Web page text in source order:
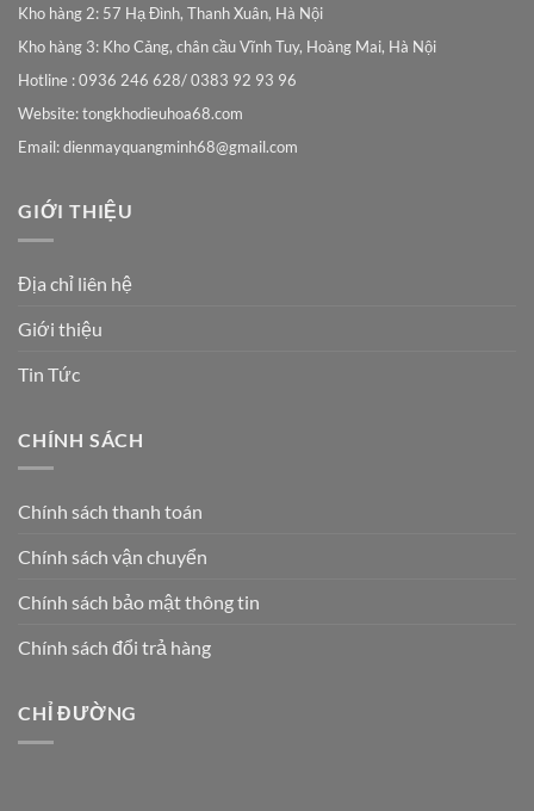
Kho hàng 2: 57 Hạ Đình, Thanh Xuân, Hà Nội
Kho hàng 3: Kho Cảng, chân cầu Vĩnh Tuy, Hoàng Mai, Hà Nội
Hotline : 0936 246 628/ 0383 92 93 96
Website: tongkhodieuhoa68.com
Email:dienmayquangminh68@gmail.com
GIỚI THIỆU
Địa chỉ liên hệ
Giới thiệu
Tin Tức
CHÍNH SÁCH
Chính sách thanh toán
Chính sách vận chuyển
Chính sách bảo mật thông tin
Chính sách đổi trả hàng
CHỈ ĐƯỜNG